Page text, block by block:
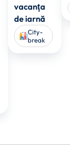
vacanţa
de iarnă
City-
break